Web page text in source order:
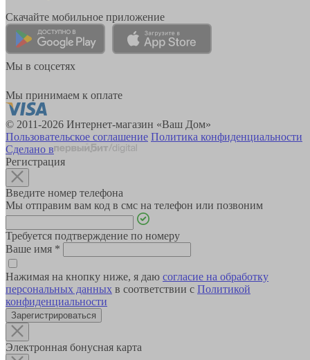
Скачайте мобильное приложение
Мы в соцсетях
Мы принимаем к оплате
© 2011-2026 Интернет-магазин «Ваш Дом»
Пользовательское соглашение Политика конфиденциальности
Сделано в
Регистрация
Введите номер телефона
Мы отправим вам код в смс на телефон или позвоним
Требуется подтверждение по номеру
Ваше имя *
Нажимая на кнопку ниже, я даю согласие на обработку
персональных данных в соответствии с Политикой
конфиденциальности
Зарегистрироваться
Электронная бонусная карта